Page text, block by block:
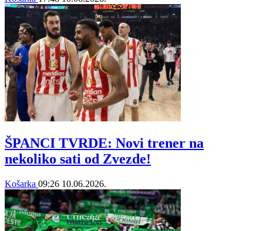
ŠPANCI TVRDE: Novi trener na
nekoliko sati od Zvezde!
Košarka 09:26 10.06.2026.